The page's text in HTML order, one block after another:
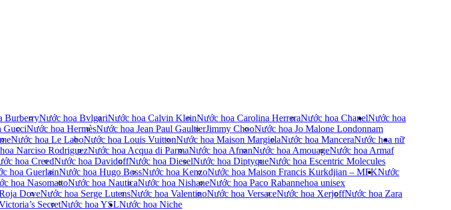
BurberryNước hoa BvlgariNước hoa Calvin KleinNước hoa Carolina HerreraNước hoa Chanel
GucciNước hoa HermèsNước hoa Jean Paul GaultierJimmy ChooNước hoa Jo Malone London
Nước hoa Le LaboNước hoa Louis VuittonNước hoa Maison MargielaNước hoa Mancera
Narciso RodriguezNước hoa Acqua di ParmaNước hoa AfnanNước hoa AmouageNước hoa Armaf
hoa CreedNước hoa DavidoffNước hoa DieselNước hoa DiptyqueNước hoa Escentric Molecules
hoa GuerlainNước hoa Hugo BossNước hoa KenzoNước hoa Maison Francis Kurkdjian – MFK
hoa NasomattoNước hoa NauticaNước hoa NishaneNước hoa Paco Rabanne
DoveNước hoa Serge LutensNước hoa ValentinoNước hoa VersaceNước hoa XerjoffNước hoa Zara
SecretNước hoa YSL
Nước hoa
nam
Nước hoa nữ
Nước
hoa unisex
Nước hoa Niche